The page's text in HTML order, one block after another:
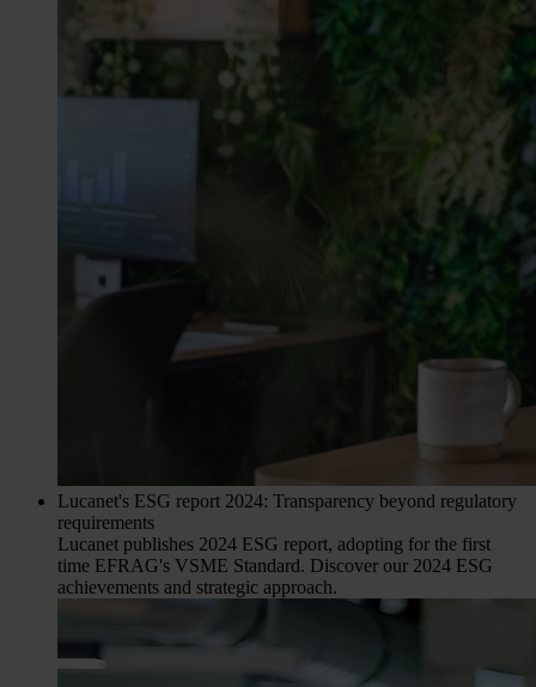
Lucanet's ESG report 2024: Transparency beyond regulatory
requirements
Lucanet publishes 2024 ESG report, adopting for the first
time EFRAG's VSME Standard. Discover our 2024 ESG
achievements and strategic approach.